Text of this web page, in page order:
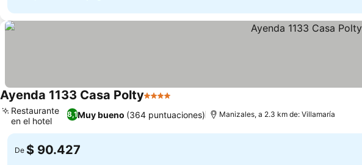
Ayenda 1133 Casa Polty4 Estrellas
8,1Muy bueno (364 puntuaciones)
Restaurante
en el hotel
Manizales, a 2.3 km de: Villamaría
De $ 90.427